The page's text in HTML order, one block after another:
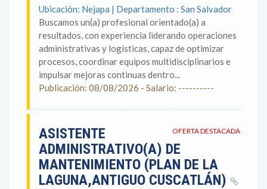
Ubicación: Nejapa | Departamento : San Salvador
Buscamos un(a) profesional orientado(a) a
resultados, con experiencia liderando operaciones
administrativas y logísticas, capaz de optimizar
procesos, coordinar equipos multidisciplinarios e
impulsar mejoras continuas dentro...
Publicación: 08/08/2026 - Salario: ----------
OFERTA DESTACADA
ASISTENTE
ADMINISTRATIVO(A) DE
MANTENIMIENTO (PLAN DE LA
LAGUNA,ANTIGUO CUSCATLÁN)